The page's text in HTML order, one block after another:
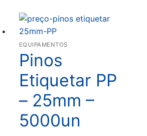
EQUIPAMENTOS
Pinos
Etiquetar PP
– 25mm –
5000un